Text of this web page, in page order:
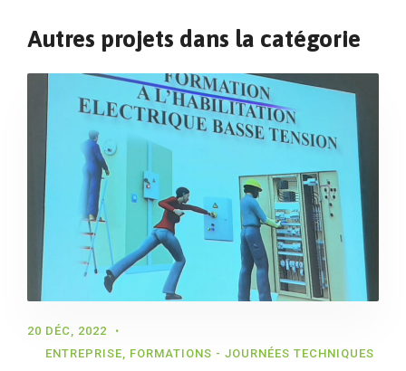
Autres projets dans la catégorie
20 DÉC, 2022
ENTREPRISE
FORMATIONS - JOURNÉES TECHNIQUES